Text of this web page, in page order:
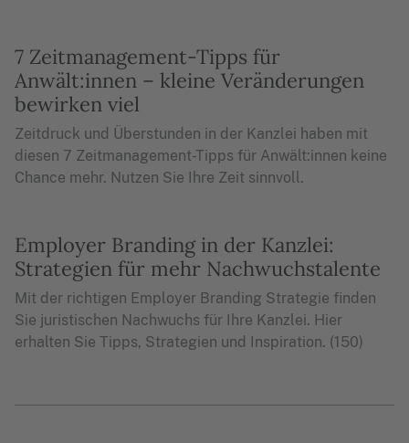
7 Zeitmanagement-Tipps für
Anwält:innen – kleine Veränderungen
bewirken viel
Zeitdruck und Überstunden in der Kanzlei haben mit
diesen 7 Zeitmanagement-Tipps für Anwält:innen keine
Chance mehr. Nutzen Sie Ihre Zeit sinnvoll.
Employer Branding in der Kanzlei:
Strategien für mehr Nachwuchstalente
Mit der richtigen Employer Branding Strategie finden
Sie juristischen Nachwuchs für Ihre Kanzlei. Hier
erhalten Sie Tipps, Strategien und Inspiration. (150)